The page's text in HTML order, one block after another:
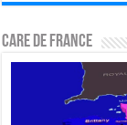
CARE DE FRANCE